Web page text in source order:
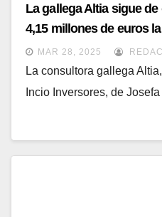
La gallega Altia sigue
4,15 millones de euros
Analytics de Verne
MAR 28, 2025
La consultora gallega
Incio Inversores, de